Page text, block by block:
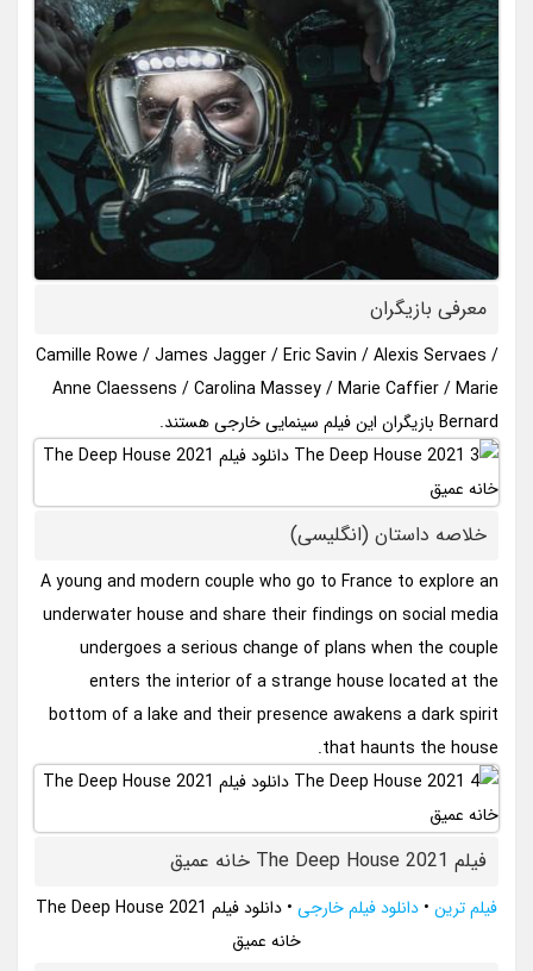
معرفی بازیگران
Camille Rowe / James Jagger / Eric Savin / Alexis Servaes /
Anne Claessens / Carolina Massey / Marie Caffier / Marie
Bernard بازیگران این فیلم سینمایی خارجی هستند.
خلاصه داستان (انگلیسی)
A young and modern couple who go to France to explore an
underwater house and share their findings on social media
undergoes a serious change of plans when the couple
enters the interior of a strange house located at the
bottom of a lake and their presence awakens a dark spirit
that haunts the house.
فیلم The Deep House 2021 خانه عمیق
فیلم ترین • دانلود فیلم خارجی •
دانلود فیلم The Deep House 2021
خانه عمیق